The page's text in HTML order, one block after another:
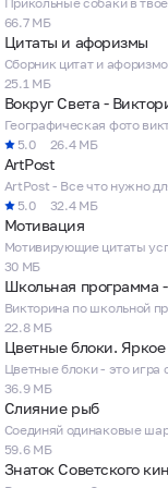
и цвет
и Новым
не
66.7 МБ
Цитаты и афоризмы
25.1 МБ
Вокруг Света -
5.0
26.4 МБ
ArtPost
5.0
32.4 МБ
Мотивация
30 МБ
Викторина по школьной
22.8 МБ
36.9 МБ
Слияние рыб
59.6 МБ
Знаток Советского